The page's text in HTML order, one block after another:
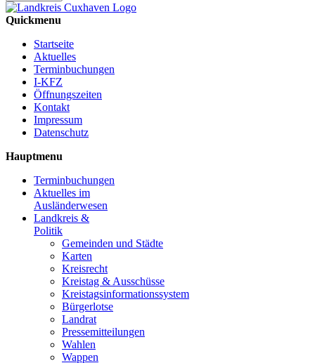
Quickmenu
Startseite
Aktuelles
Terminbuchungen
I-KFZ
Öffnungszeiten
Kontakt
Impressum
Datenschutz
Hauptmenu
Terminbuchungen
Aktuelles im
Ausländerwesen
Landkreis &
Politik
Gemeinden und Städte
Karten
Kreisrecht
Kreistag & Ausschüsse
Kreistagsinformationssystem
Bürgerlotse
Landrat
Pressemitteilungen
Wahlen
Wappen